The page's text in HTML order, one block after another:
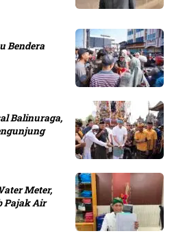
Bendera
Balinuraga,
Meter,
Pajak Air